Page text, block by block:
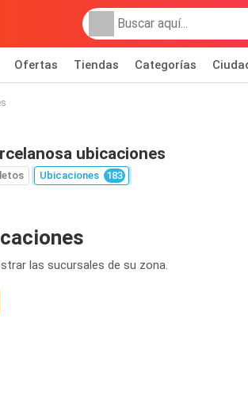
Ofertas Tiendas Categorías
ubicaciones
Ubicaciones 183
las sucursales de su zona.